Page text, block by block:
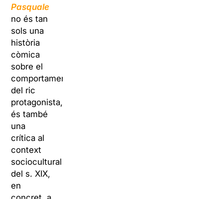
Pasquale
no és tan
sols una
història
còmica
sobre el
comportament
del ric
protagonista,
és també
una
crítica al
context
sociocultural
del s. XIX,
en